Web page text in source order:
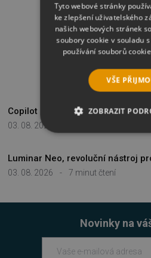
NAPOSLEDY
03. 08. 2026
Copilot za lidové ceny, jak
03. 08. 2026 - 7 minut čtení
Luminar Neo, revoluční nástroj
Novinky na
Tyto webové stránky
ke zlepšení uživatelského
našich webových stránek
soubory cookie v souladu
používání souborů
VŠE
ZOBRAZIT
NEZBYTNĚ
VÝKONOVÉ
FUNKČNÍ
NEZAŘAZENÉ